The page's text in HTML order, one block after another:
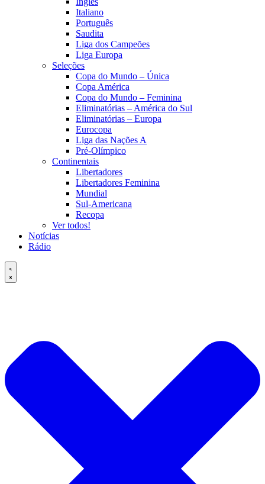
Italiano
Português
Saudita
Liga dos Campeões
Liga Europa
Seleções
Copa do Mundo – Única
Copa América
Copa do Mundo – Feminina
Eliminatórias – América do Sul
Eliminatórias – Europa
Eurocopa
Liga das Nações A
Pré-Olímpico
Continentais
Libertadores
Libertadores Feminina
Mundial
Sul-Americana
Recopa
Ver todos!
Notícias
Rádio